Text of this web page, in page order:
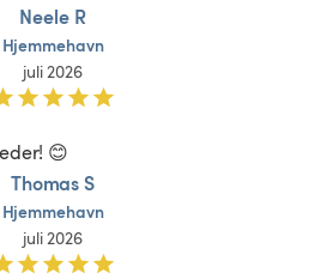
Neele R
Hjemmehavn
juli 2026
😊
Thomas S
Hjemmehavn
juli 2026